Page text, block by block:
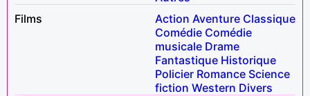
Films
Action Aventure Classique
Comédie Comédie
musicale Drame
Fantastique Historique
Policier Romance Science
fiction Western Divers